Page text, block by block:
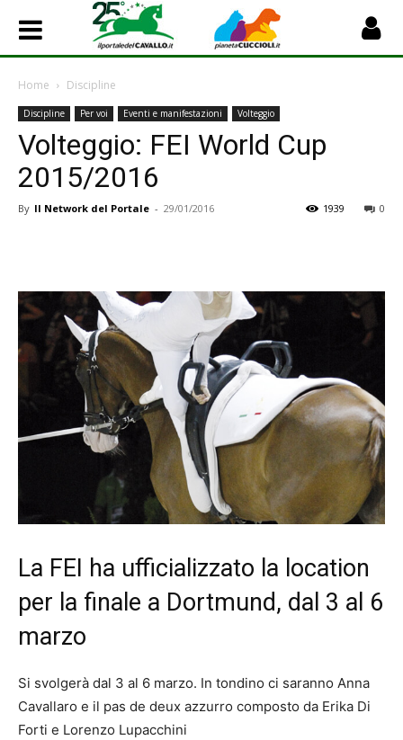
Home Discipline
Discipline Per voi Eventi e manifestazioni Volteggio
Volteggio: FEI World Cup
2015/2016
By Il Network del Portale - 29/01/2016 0
1939
La FEI ha ufficializzato la location
per la finale a Dortmund, dal 3 al 6
marzo
Si svolgerà dal 3 al 6 marzo. In tondino ci saranno Anna
Cavallaro e il pas de deux azzurro composto da Erika Di
Forti e Lorenzo Lupacchini